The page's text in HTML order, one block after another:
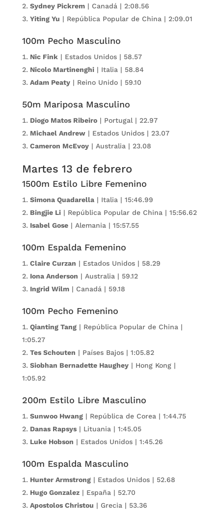
Sydney Pickrem| Canadá | 2:08.56
Yiting Yu | República Popular de China | 2:09.01
100m Pecho Masculino
Nic Fink| Estados Unidos | 58.57
Nicolo Martinenghi| Italia | 58.84
Adam Peaty| Reino Unido | 59.10
50m Mariposa Masculino
Diogo Matos Ribeiro| Portugal | 22.97
Michael Andrew| Estados Unidos | 23.07
Cameron McEvoy| Australia | 23.08
Martes 13 de febrero
1500m Estilo Libre Femenino
Simona Quadarella| Italia | 15:46.99
Bingjie Li| República Popular de China | 15:56.62
Isabel Gose| Alemania | 15:57.55
100m Espalda Femenino
Claire Curzan | Estados Unidos | 58.29
Iona Anderson | Australia | 59.12
Ingrid Wilm| Canadá | 59.18
100m Pecho Femenino
Qianting Tang| República Popular de China |
1:05.27
Tes Schouten | Países Bajos | 1:05.82
Siobhan Bernadette Haughey| Hong Kong |
1:05.92
200m Estilo Libre Masculino
Sunwoo Hwang| República de Corea | 1:44.75
Danas Rapsys| Lituania | 1:45.05
Luke Hobson | Estados Unidos | 1:45.26
100m Espalda Masculino
Hunter Armstrong| Estados Unidos | 52.68
Hugo Gonzalez| España | 52.70
Apostolos Christou | Grecia | 53.36